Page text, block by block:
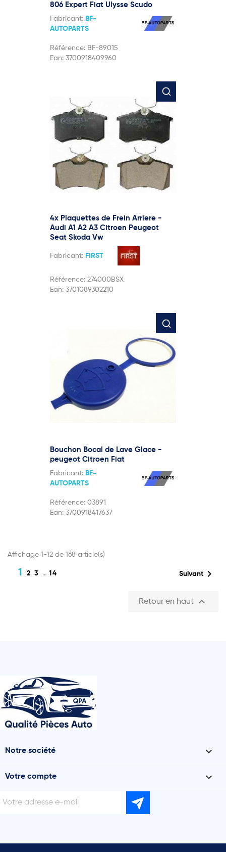
806 Expert Fiat Ulysse Scudo
Fabricant: BF-
AUTOPARTS
Référence: BF-89015
Ean: 3700918409960
4x Plaquettes de Frein Arriere -
Audi A1 A2 A3 Citroen Peugeot
Seat Skoda Vw
Fabricant: FIRST
Référence: 274000BSX
Ean: 3701089302210
Bouchon Bocal de Lave Glace -
peugeot Citroen Fiat
Fabricant: BF-
AUTOPARTS
Référence: 03891
Ean: 3700918417637
Affichage 1-12 de 168 article(s)
1 2 3 … 14 Suivant 
Retour en haut 
Notre société 
Votre compte 